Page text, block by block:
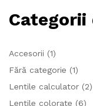
Categorii
Accesorii (1)
Fără categorie (1)
Lentile calculator (2)
Lentile colorate (6)